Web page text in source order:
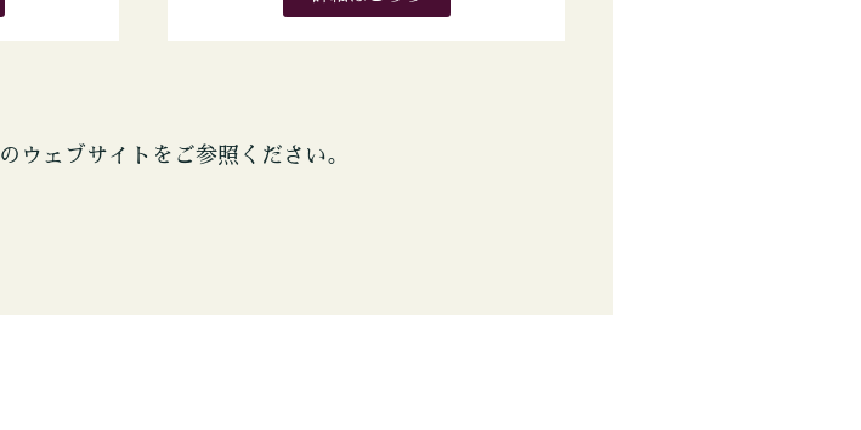
のウェブサイトをご参照ください。